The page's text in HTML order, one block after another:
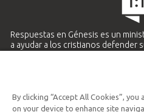
Respuestas en Génesis es un
a ayudar a los cristianos defender
Ministerio
By clicking “Accept All Cookies”,
on your device to enhance site